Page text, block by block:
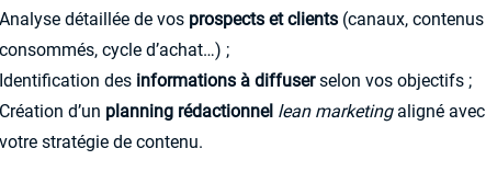
Analyse détaillée de vos prospects et clients (canaux, contenus
consommés, cycle d’achat…) ;
Identification des informations à diffuserselon vos objectifs ;
Création d’un planning rédactionnel lean marketingaligné avec
votre stratégie de contenu.